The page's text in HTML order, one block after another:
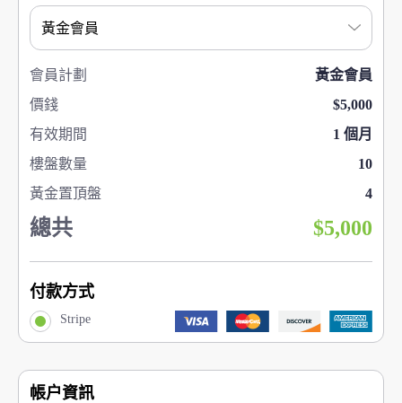
會員計劃
黃金會員
價錢
$5,000
有效期間
1 個月
樓盤數量
10
黃金置頂盤
4
總共 $5,000
付款方式
Stripe
帳户資訊